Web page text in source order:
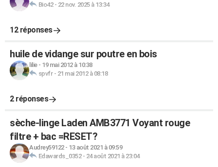
Bio42- 22 nov. 2025 à 13:34
12 réponses
huile de vidange sur poutre en bois
lilie- 19 mai 2012 à 10:38
spvfr- 21 mai 2012 à 08:18
2 réponses
sèche-linge Laden AMB3771 Voyant rouge
filtre + bac =RESET?
Audrey59122- 13 août 2021 à 09:59
Edawards_0352- 24 août 2021 à 23:04